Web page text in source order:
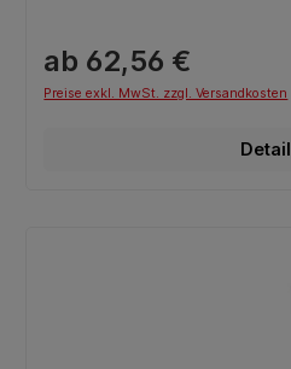
ab 62,56 €
Preise exkl. MwSt. zzgl. Versandkosten